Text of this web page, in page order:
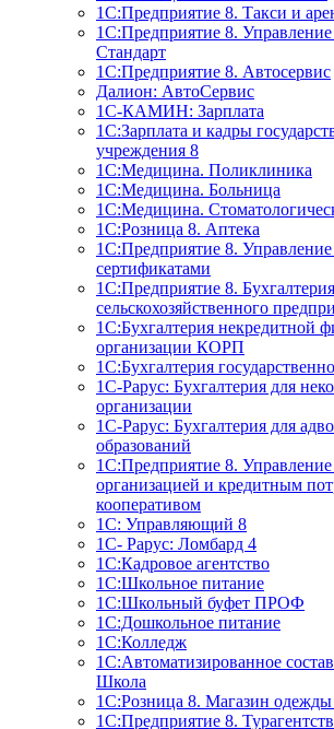
1C:Предприятие 8. Такси и
1С:Предприятие 8.
Стандарт
1C:Предприятие 8. Автосервис
Далион: АвтоСервис
1С-КАМИН: Зарплата
1С:Зарплата и кадры
учреждения 8
1С:Медицина. Поликлиника
1С:Медицина. Больница
1С:Медицина.
1С:Розница 8. Аптека
1C:Предприятие 8.
сертификатами
1С:Предприятие 8. Бухгалтерия
сельскохозяйственного
1C:Бухгалтерия некредитной
организации КОРП
1С:Бухгалтерия
1С-Рарус: Бухгалтерия для
организации
1С-Рарус: Бухгалтерия для
образований
1С:Предприятие 8.
организацией и кредитным
кооперативом
1С: Управляющий 8
1С- Рарус: Ломбард 4
1С:Кадровое агентство
1С:Школьное питание
1С:Школьный буфет ПРОФ
1C:Дошкольное питание
1С:Колледж
1С:Автоматизированное
Школа
1С:Розница 8. Магазин одежды
1С:Предприятие 8.